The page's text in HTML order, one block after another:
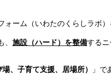
ーム（いわたのくらしラボ
施設（ハード）を整備するニ
、子育て支援、居場所）
」で